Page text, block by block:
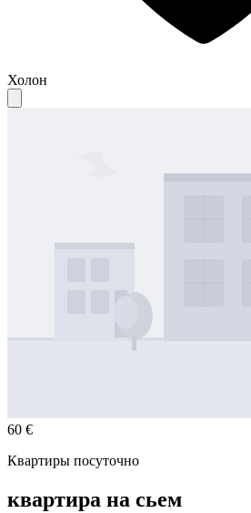
Холон
60 €
Квартиры посуточно
квартира на сьем